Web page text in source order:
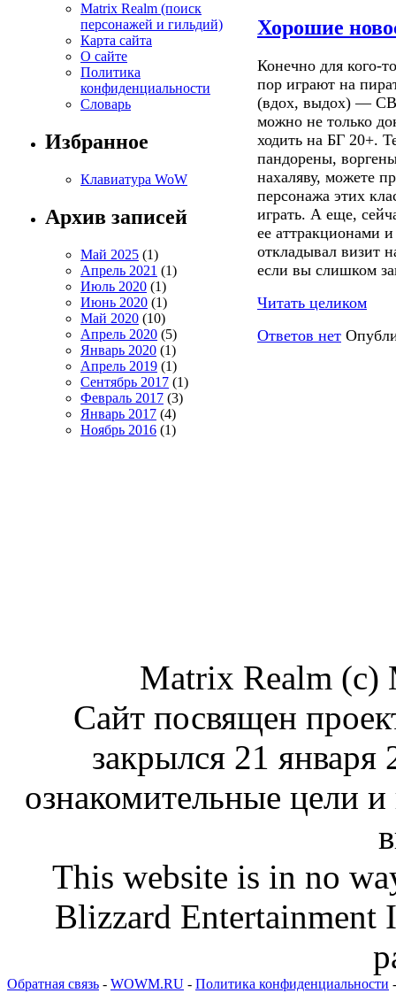
Matrix Realm (поиск
персонажей и гильдий)
Карта сайта
О сайте
Политика
конфиденциальности
Словарь
Избранное
Клавиатура WoW
Архив записей
Май 2025 (1)
Апрель 2021 (1)
Июль 2020 (1)
Июнь 2020 (1)
Май 2020 (10)
Апрель 2020 (5)
Январь 2020 (1)
Апрель 2019 (1)
Сентябрь 2017 (1)
Февраль 2017 (3)
Январь 2017 (4)
Ноябрь 2016 (1)
Хорошие
Конечно для кого-
пор играют на
(вдох, выдох) —
можно не только
ходить на БГ 20+.
пандорены,
нахаляву, можете
персонажа этих
играть. А еще,
ее аттракционами
откладывал визит
если вы слишком
Читать целиком
Ответов нет
Matrix Realm (c)
Сайт посвящен
закрылся 21 января
ознакомительные цели
This website is in no
Blizzard Entertainment
Обратная связь - WOWM.RU - Политика конфиденциальности